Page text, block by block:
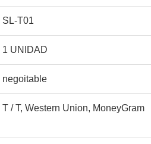
SL-T01
1 UNIDAD
negoitable
T / T, Western Union, MoneyGram